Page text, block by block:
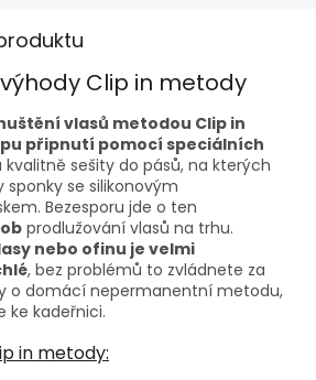
Clip in metody
vlasů metodou Clip in
připnutí pomocí speciálních
kvalitně sešity do pásů, na kterých
se silikonovým
Bezesporu jde o ten
prodlužování vlasů na trhu.
nebo ofinu je velmi
, bez problémů to zvládnete za
o domácí nepermanentní metodu,
ke kadeřnici.
in metody: